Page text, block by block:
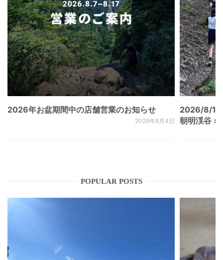
2026年お盆期間中の店舗営業のお知らせ
2026年8月4日
2026/8/
朝明渓谷 ×
POPULAR POSTS